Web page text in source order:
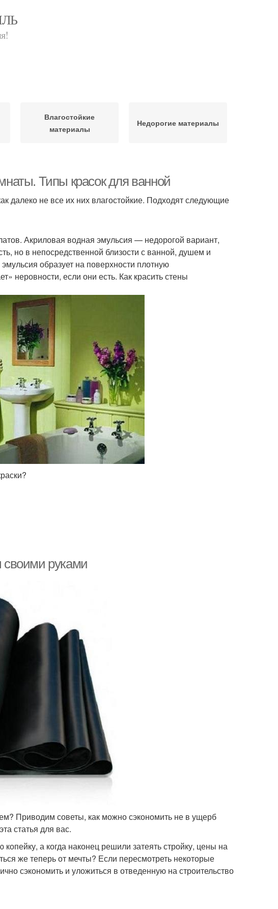
Влагостойкие
материалы
Недорогие материалы
Типы красок для ванной
далеко не все их них влагостойкие. Подходят следующие
Акриловая водная эмульсия — недорогой вариант,
но в непосредственной близости с ванной, душем и
образует на поверхности плотную
неровности, если они есть. Как красить стены
своими руками
Приводим советы, как можно сэкономить не в ущерб
статья для вас.
а когда наконец решили затеять стройку, цены на
же теперь от мечты? Если пересмотреть некоторые
сэкономить и уложиться в отведенную на строительство